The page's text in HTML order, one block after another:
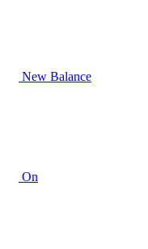
New Balance
On